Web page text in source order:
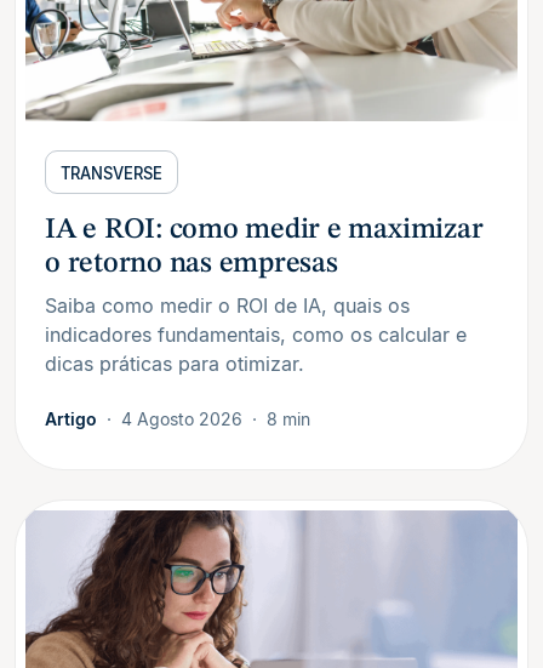
TRANSVERSE
IA e ROI: como medir e maximizar
o retorno nas empresas
Saiba como medir o ROI de IA, quais os
indicadores fundamentais, como os calcular e
dicas práticas para otimizar.
Artigo 4 Agosto 2026 8 min